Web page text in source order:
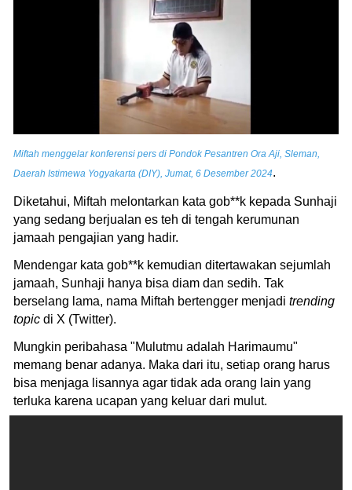
Miftah menggelar konferensi pers di Pondok Pesantren Ora Aji, Sleman,
Daerah Istimewa Yogyakarta (DIY), Jumat, 6 Desember 2024.
Diketahui, Miftah melontarkan kata gob**k kepada Sunhaji
yang sedang berjualan es teh di tengah kerumunan
jamaah pengajian yang hadir.
Mendengar kata gob**k kemudian ditertawakan sejumlah
jamaah, Sunhaji hanya bisa diam dan sedih. Tak
berselang lama, nama Miftah bertengger menjadi trending
topic di X (Twitter).
Mungkin peribahasa "Mulutmu adalah Harimaumu"
memang benar adanya. Maka dari itu, setiap orang harus
bisa menjaga lisannya agar tidak ada orang lain yang
terluka karena ucapan yang keluar dari mulut.